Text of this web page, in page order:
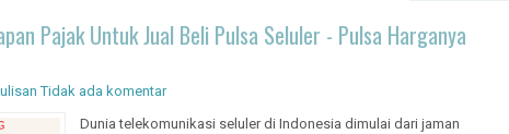
Pajak Untuk Jual Beli Pulsa Seluler - Pulsa Harganya
Tidak ada komentar
Dunia telekomunikasi seluler di Indonesia dimulai dari jaman